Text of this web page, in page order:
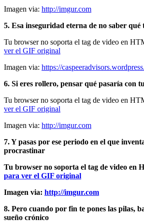
Imagen via: http://imgur.com
5. Esa inseguridad eterna de no saber
Tu browser no soporta el tag de video en
ver el GIF original
Imagen via: https://
6. Si eres rollero, pensar qué pasaría con
Tu browser no soporta el tag de video en
ver el GIF original
Imagen via: http://imgur.com
7. Y pasas por ese periodo en el que
procrastinar
Tu browser no soporta el tag de video en
para ver el GIF original
Imagen via: http://imgur.com
8. Pero cuando por fin te pones las pilas,
sueño crónico